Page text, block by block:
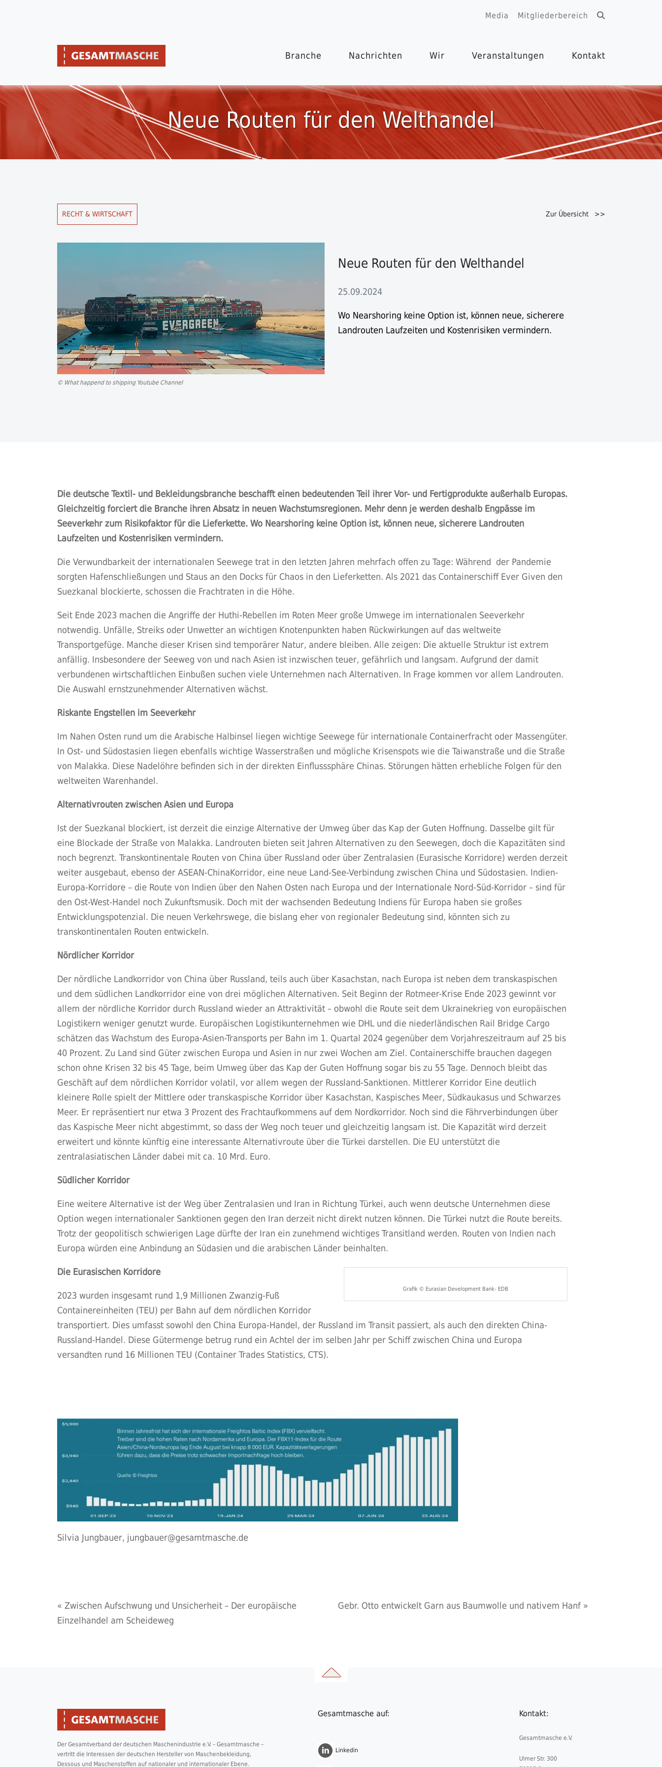
Media Mitgliederbereich
Branche Nachrichten Wir Veranstaltungen Kontakt
Neue Routen für den Welthandel
RECHT & WIRTSCHAFT Zur Übersicht >>
© What happend to shipping Youtube Channel
Neue Routen für den Welthandel
25.09.2024
Wo Nearshoring keine Option ist, können neue, sicherere
Landrouten Laufzeiten und Kostenrisiken vermindern.
Die deutsche Textil- und Bekleidungsbranche beschafft einen bedeutenden Teil ihrer Vor- und Fertigprodukte außerhalb Europas.
Gleichzeitig forciert die Branche ihren Absatz in neuen Wachstumsregionen. Mehr denn je werden deshalb Engpässe im
Seeverkehr zum Risikofaktor für die Lieferkette. Wo Nearshoring keine Option ist, können neue, sicherere Landrouten
Laufzeiten und Kostenrisiken vermindern.
Die Verwundbarkeit der internationalen Seewege trat in den letzten Jahren mehrfach offen zu Tage: Während der Pandemie
sorgten Hafenschließungen und Staus an den Docks für Chaos in den Lieferketten. Als 2021 das Containerschiff Ever Given den
Suezkanal blockierte, schossen die Frachtraten in die Höhe.
Seit Ende 2023 machen die Angriffe der Huthi-Rebellen im Roten Meer große Umwege im internationalen Seeverkehr
notwendig. Unfälle, Streiks oder Unwetter an wichtigen Knotenpunkten haben Rückwirkungen auf das weltweite
Transportgefüge. Manche dieser Krisen sind temporärer Natur, andere bleiben. Alle zeigen: Die aktuelle Struktur ist extrem
anfällig. Insbesondere der Seeweg von und nach Asien ist inzwischen teuer, gefährlich und langsam. Aufgrund der damit
verbundenen wirtschaftlichen Einbußen suchen viele Unternehmen nach Alternativen. In Frage kommen vor allem Landrouten.
Die Auswahl ernstzunehmender Alternativen wächst.
Riskante Engstellen im Seeverkehr
Im Nahen Osten rund um die Arabische Halbinsel liegen wichtige Seewege für internationale Containerfracht oder Massengüter.
In Ost- und Südostasien liegen ebenfalls wichtige Wasserstraßen und mögliche Krisenspots wie die Taiwanstraße und die Straße
von Malakka. Diese Nadelöhre befinden sich in der direkten Einflusssphäre Chinas. Störungen hätten erhebliche Folgen für den
weltweiten Warenhandel.
Alternativrouten zwischen Asien und Europa
Ist der Suezkanal blockiert, ist derzeit die einzige Alternative der Umweg über das Kap der Guten Hoffnung. Dasselbe gilt für
eine Blockade der Straße von Malakka. Landrouten bieten seit Jahren Alternativen zu den Seewegen, doch die Kapazitäten sind
noch begrenzt. Transkontinentale Routen von China über Russland oder über Zentralasien (Eurasische Korridore) werden derzeit
weiter ausgebaut, ebenso der ASEAN-ChinaKorridor, eine neue Land-See-Verbindung zwischen China und Südostasien. Indien-
Europa-Korridore – die Route von Indien über den Nahen Osten nach Europa und der Internationale Nord-Süd-Korridor – sind für
den Ost-West-Handel noch Zukunftsmusik. Doch mit der wachsenden Bedeutung Indiens für Europa haben sie großes
Entwicklungspotenzial. Die neuen Verkehrswege, die bislang eher von regionaler Bedeutung sind, könnten sich zu
transkontinentalen Routen entwickeln.
Nördlicher Korridor
Der nördliche Landkorridor von China über Russland, teils auch über Kasachstan, nach Europa ist neben dem transkaspischen
und dem südlichen Landkorridor eine von drei möglichen Alternativen. Seit Beginn der Rotmeer-Krise Ende 2023 gewinnt vor
allem der nördliche Korridor durch Russland wieder an Attraktivität – obwohl die Route seit dem Ukrainekrieg von europäischen
Logistikern weniger genutzt wurde. Europäischen Logistikunternehmen wie DHL und die niederländischen Rail Bridge Cargo
schätzen das Wachstum des Europa-Asien-Transports per Bahn im 1. Quartal 2024 gegenüber dem Vorjahreszeitraum auf 25 bis
40 Prozent. Zu Land sind Güter zwischen Europa und Asien in nur zwei Wochen am Ziel. Containerschiffe brauchen dagegen
schon ohne Krisen 32 bis 45 Tage, beim Umweg über das Kap der Guten Hoffnung sogar bis zu 55 Tage. Dennoch bleibt das
Geschäft auf dem nördlichen Korridor volatil, vor allem wegen der Russland-Sanktionen. Mittlerer Korridor Eine deutlich
kleinere Rolle spielt der Mittlere oder transkaspische Korridor über Kasachstan, Kaspisches Meer, Südkaukasus und Schwarzes
Meer. Er repräsentiert nur etwa 3 Prozent des Frachtaufkommens auf dem Nordkorridor. Noch sind die Fährverbindungen über
das Kaspische Meer nicht abgestimmt, so dass der Weg noch teuer und gleichzeitig langsam ist. Die Kapazität wird derzeit
erweitert und könnte künftig eine interessante Alternativroute über die Türkei darstellen. Die EU unterstützt die
zentralasiatischen Länder dabei mit ca. 10 Mrd. Euro.
Südlicher Korridor
Eine weitere Alternative ist der Weg über Zentralasien und Iran in Richtung Türkei, auch wenn deutsche Unternehmen diese
Option wegen internationaler Sanktionen gegen den Iran derzeit nicht direkt nutzen können. Die Türkei nutzt die Route bereits.
Trotz der geopolitisch schwierigen Lage dürfte der Iran ein zunehmend wichtiges Transitland werden. Routen von Indien nach
Europa würden eine Anbindung an Südasien und die arabischen Länder beinhalten.
Grafik © Eurasian Development Bank- EDB
Die Eurasischen Korridore
2023 wurden insgesamt rund 1,9 Millionen Zwanzig-Fuß
Containereinheiten (TEU) per Bahn auf dem nördlichen Korridor
transportiert. Dies umfasst sowohl den China Europa-Handel, der Russland im Transit passiert, als auch den direkten China-
Russland-Handel. Diese Gütermenge betrug rund ein Achtel der im selben Jahr per Schiff zwischen China und Europa
versandten rund 16 Millionen TEU (Container Trades Statistics, CTS).
Silvia Jungbauer, jungbauer@gesamtmasche.de
« Zwischen Aufschwung und Unsicherheit – Der europäische
Einzelhandel am Scheideweg
Gebr. Otto entwickelt Garn aus Baumwolle und nativem Hanf»
Der Gesamtverband der deutschen Maschenindustrie e.V. – Gesamtmasche –
vertritt die Interessen der deutschen Hersteller von Maschenbekleidung,
Dessous und Maschenstoffen auf nationaler und internationaler Ebene.
Gesamtmasche auf:
Linkedin
Kontakt:
Gesamtmasche e.V.
Ulmer Str. 300